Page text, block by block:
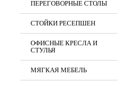
ПЕРЕГОВОРНЫЕ СТОЛЫ
СТОЙКИ РЕСЕПШЕН
ОФИСНЫЕ КРЕСЛА И
СТУЛЬЯ
МЯГКАЯ МЕБЕЛЬ